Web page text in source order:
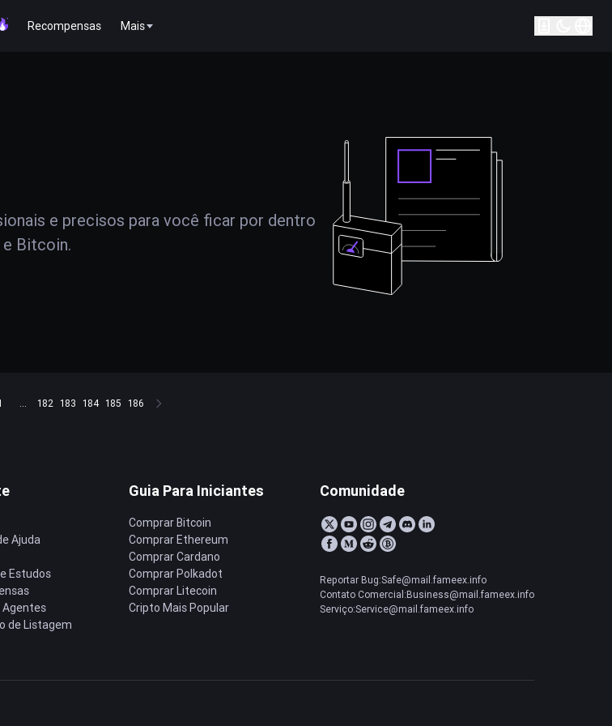
Recompensas Mais
e precisos para você ficar por dentro
Bitcoin.
... 182 183 184 185 186
Ajuda
Estudos
Agentes
de Listagem
Guia Para Iniciantes
Comprar Bitcoin
Comprar Ethereum
Comprar Cardano
Comprar Polkadot
Comprar Litecoin
Cripto Mais Popular
Comunidade
Reportar Bug:Safe@mail.fameex.info
Contato Comercial:Business@mail.fameex.info
Serviço:Service@mail.fameex.info